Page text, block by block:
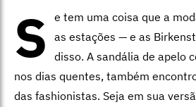
S
e tem uma coisa que a
as estações — e as
disso. A sandália de apelo
nos dias quentes, também
das fashionistas. Seja em sua